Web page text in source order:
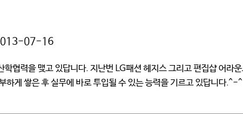
07-16
협력을 맺고 있답니다. 지난번 LG패션 헤지스 그리고 편집샵 어라
하게 쌓은 후 실무에 바로 투입될 수 있는 능력을 기르고 있답니다